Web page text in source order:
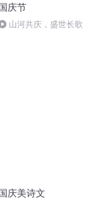
庆节
山河共庆，盛世长歌
庆美诗文